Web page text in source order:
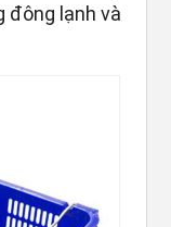
lạnh và